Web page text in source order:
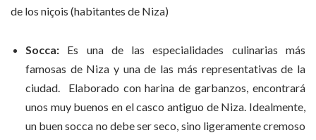
de los niçois (habitantes de Niza)
Socca: Es una de las especialidades culinarias más
famosas de Niza y una de las más representativas de la
ciudad. Elaborado con harina de garbanzos, encontrará
unos muy buenos en el casco antiguo de Niza. Idealmente,
un buen socca no debe ser seco, sino ligeramente cremoso